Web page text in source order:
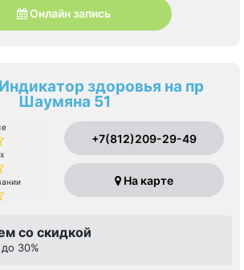
Онлайн запись
здоровья на пр
Шаумяна 51
+7(812)209-29-49
На карте
со скидкой
30%